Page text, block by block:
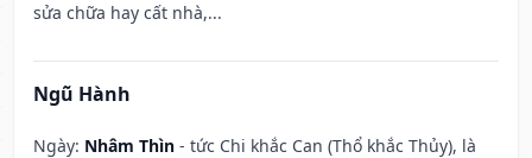
sửa chữa hay cất nhà,...
Ngũ Hành
Ngày: Nhâm Thìn - tức Chi khắc Can (Thổ khắc Thủy), là